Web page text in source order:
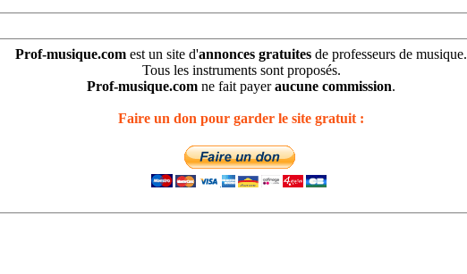
Prof-musique.com est un site d'annonces gratuites de professeurs de musique.
Tous les instruments sont proposés.
Prof-musique.com ne fait payeraucune commission.
Faire un don pour garder le site gratuit :